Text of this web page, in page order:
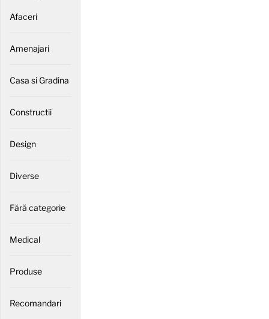
Afaceri
Amenajari
Casa si Gradina
Constructii
Design
Diverse
Fără categorie
Medical
Produse
Recomandari